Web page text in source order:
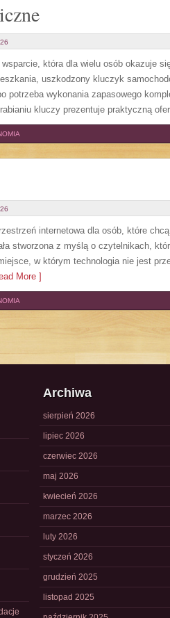
która dla wielu osób okazuje
uszkodzony kluczyk
potrzeba wykonania zapasowego
kluczy prezentuje praktyczną
internetowa dla osób, które
stworzona z myślą o czytelnikach,
w którym technologia nie jest
More ]
Archiwa
sierpień 2026
lipiec 2026
czerwiec 2026
maj 2026
kwiecień 2026
marzec 2026
luty 2026
styczeń 2026
grudzień 2025
listopad 2025